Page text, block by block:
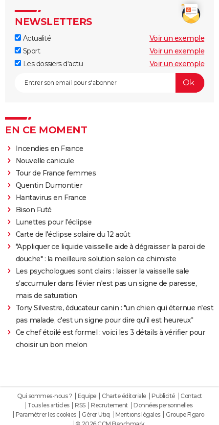
NEWSLETTERS
Actualité
Voir un exemple
Sport
Voir un exemple
Les dossiers d'actu
Voir un exemple
EN CE MOMENT
Incendies en France
Nouvelle canicule
Tour de France femmes
Quentin Dumontier
Hantavirus en France
Bison Futé
Lunettes pour l'éclipse
Carte de l'éclipse solaire du 12 août
"Appliquer ce liquide vaisselle aide à dégraisser la paroi de
douche" : la meilleure solution selon ce chimiste
Les psychologues sont clairs : laisser la vaisselle sale
s'accumuler dans l'évier n'est pas un signe de paresse,
mais de saturation
Tony Silvestre, éducateur canin : "un chien qui éternue n'est
pas malade, c'est un signe pour dire qu'il est heureux"
Ce chef étoilé est formel : voici les 3 détails à vérifier pour
choisir un bon melon
Qui sommes-nous ? Equipe Charte éditoriale Publicité
Contact
Tous les articles
RSS Recrutement
Données personnelles
Paramétrer les cookies
Gérer Utiq Mentions légales
Groupe Figaro